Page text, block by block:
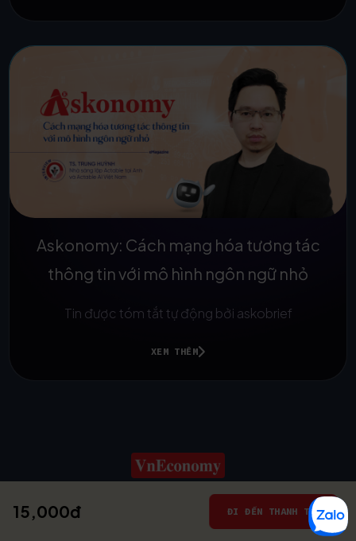
15,000đ ĐI ĐẾN THANH TOÁN
Askonomy: Cách mạng hóa tương tác
thông tin với mô hình ngôn ngữ nhỏ
Tin được tóm tắt tự động bởi askobrief
XEM THÊM
© 2025